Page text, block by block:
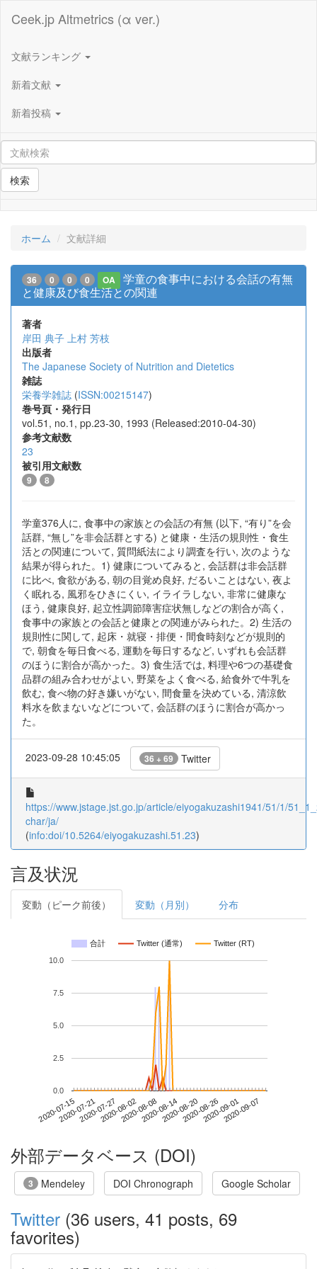
Ceek.jp Altmetrics (α ver.)
文献ランキング
新着文献
新着投稿
検索
ホーム 文献詳細
36 0 0 0 OA
学童の食事中における会話の有無
と健康及び食生活との関連
著者
岸田 典子 上村 芳枝
出版者
The Japanese Society of Nutrition and Dietetics
雑誌
栄養学雑誌 (ISSN:00215147)
巻号頁・発行日
vol.51, no.1, pp.23-30, 1993 (Released:2010-04-30)
参考文献数
23
被引用文献数
9 8
学童376人に, 食事中の家族との会話の有無 (以下, “有り”を会
話群, “無し”を非会話群とする) と健康・生活の規則性・食生
活との関連について, 質問紙法により調査を行い, 次のような
結果が得られた。1) 健康についてみると, 会話群は非会話群
に比べ, 食欲がある, 朝の目覚め良好, だるいことはない, 夜よ
く眠れる, 風邪をひきにくい, イライラしない, 非常に健康な
ほう, 健康良好, 起立性調節障害症状無しなどの割合が高く,
食事中の家族との会話と健康との関連がみられた。2) 生活の
規則性に関して, 起床・就寝・排便・間食時刻などが規則的
で, 朝食を毎日食べる, 運動を毎日するなど, いずれも会話群
のほうに割合が高かった。3) 食生活では, 料理や6つの基礎食
品群の組み合わせがよい, 野菜をよく食べる, 給食外で牛乳を
飲む, 食べ物の好き嫌いがない, 間食量を決めている, 清涼飲
料水を飲まないなどについて, 会話群のほうに割合が高かっ
た。
2023-09-28 10:45:05 36 + 69 Twitter
https://www.jstage.jst.go.jp/article/eiyogakuzashi1941/51/1/
char/ja/
(info:doi/10.5264/eiyogakuzashi.51.23)
言及状況
変動（ピーク前後） 変動（月別） 分布
合計 Twitter (通常) Twitter (RT)
2020-07-152020-07-212020-07-272020-08-022020-08-082020-08-142020-08-202020-08-262020-09-012020-09-07
0.0
2.5
5.0
7.5
10.0
外部データベース (DOI)
3 Mendeley DOI Chronograph Google Scholar
Twitter (36 users, 41 posts, 69
favorites)